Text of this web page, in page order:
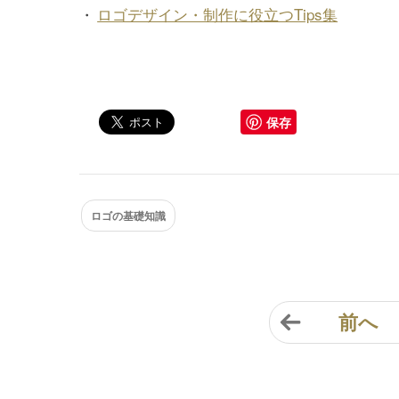
・ ロゴデザイン・制作に役立つTips集
保存
ロゴの基礎知識
前へ